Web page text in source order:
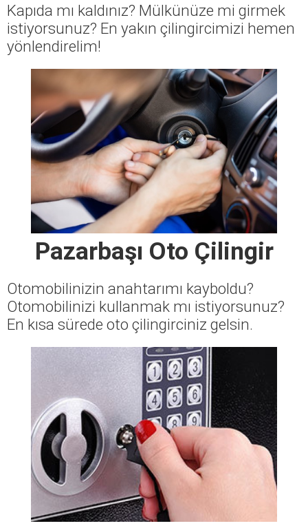
Kapıda mı kaldınız? Mülkünüze mi girmek
istiyorsunuz? En yakın çilingircimizi hemen
yönlendirelim!
Pazarbaşı Oto Çilingir
Otomobilinizin anahtarımı kayboldu?
Otomobilinizi kullanmak mı istiyorsunuz?
En kısa sürede oto çilingirciniz gelsin.